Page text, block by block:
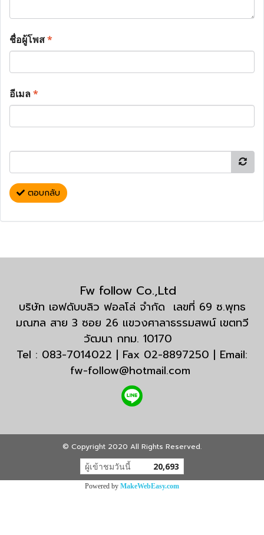
ชื่อผู้โพส*
อีเมล*
ตอบกลับ
Fw follow Co.,Ltd
บริษัท เอฟดับบลิว ฟอลโล่ จำกัด เลขที่ 69 ซ.พุทธ
มณฑล สาย 3 ซอย 26 แขวงศาลาธรรมสพน์ เขตทวี
วัฒนา กทม. 10170
Tel : 083-7014022 | Fax 02-8897250 | Email:
fw-follow@hotmail.com
© Copyright 2020 All Rights Reserved.
ผู้เข้าชมวันนี้ 20,693
Powered by MakeWebEasy.com